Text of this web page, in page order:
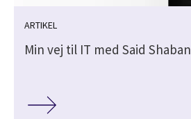
ARTIKEL
Min vej til IT med Said Shaban